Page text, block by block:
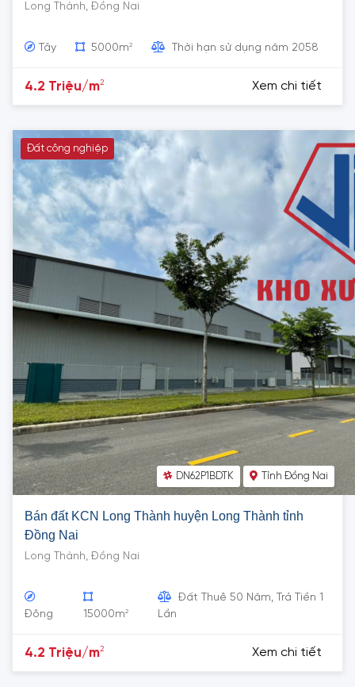
Long Thành, Đồng Nai
Tây 5000m2 Thời hạn sử dụng năm 2058
4.2 Triệu/m2 Xem chi tiết
Đất công nghiệp
DN62P1BDTK Tỉnh Đồng Nai
Bán đất KCN Long Thành huyện Long Thành tỉnh
Đồng Nai
Long Thành, Đồng Nai
Đông 15000m2
Đất Thuê 50 Năm, Trả Tiền 1
Lần
4.2 Triệu/m2 Xem chi tiết